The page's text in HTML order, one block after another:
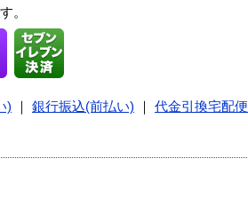
。
) 銀行振込(前払い) 代金引換宅配便